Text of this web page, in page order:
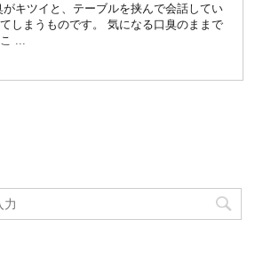
キツイと、テーブルを挟んで会話してい
しまうものです。 気になる口臭のままで
...